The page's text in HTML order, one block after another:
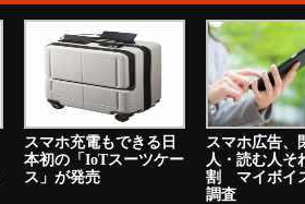
スマホ充電もできる日
本初の「IoTスーツケー
ス」が発売
スマホ広告、
人・読む人そ
割 マイボイ
調査